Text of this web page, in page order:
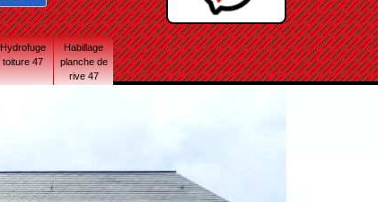
Hydrofuge
toiture 47
Habillage
planche de
rive 47